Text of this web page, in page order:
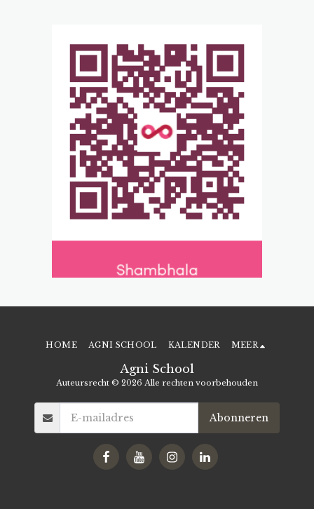
Agni School
Auteursrecht © 2026 Alle rechten voorbehouden
HOME AGNI SCHOOL KALENDER MEER
Abonneren